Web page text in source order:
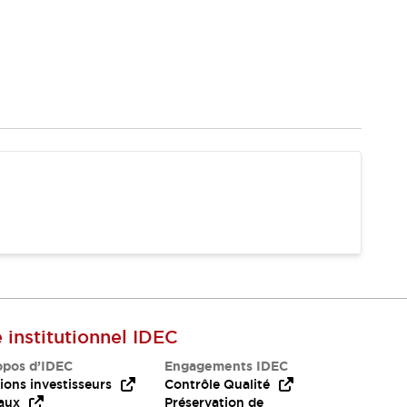
institutionnel IDEC
d’IDEC
investisseurs
Engagements IDEC
Contrôle Qualité
Préservation de